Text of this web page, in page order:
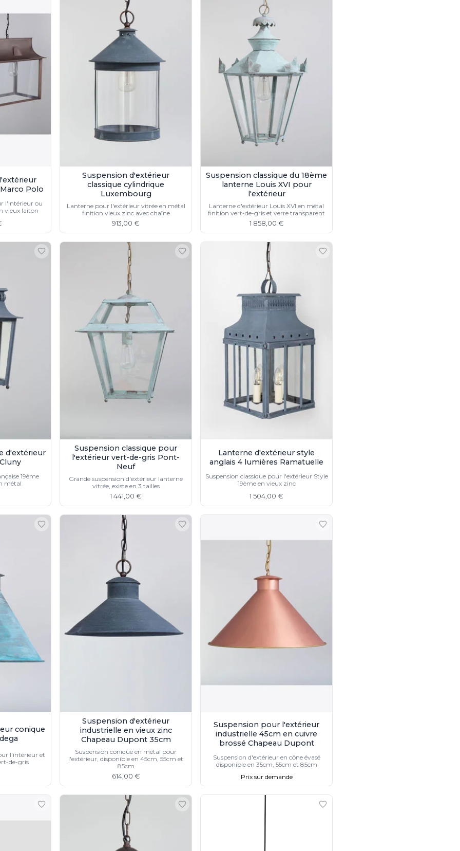
Polo
l'intérieur ou
vieux laiton
Suspension d'extérieur
classique cylindrique
Luxembourg
Lanterne pour l'extérieur vitrée en métal
finition vieux zinc avec chaîne
913,00 €
Suspension classique du 18ème
lanterne Louis XVI pour
l'extérieur
Lanterne d'extérieur Louis XVI en métal
finition vert-de-gris et verre transparent
1 858,00 €
d'extérieur
19ème
métal
Suspension classique pour
l'extérieur vert-de-gris Pont-
Neuf
Grande suspension d'extérieur lanterne
vitrée, existe en 3 tailles
1 441,00 €
Lanterne d'extérieur style
anglais 4 lumières Ramatuelle
Suspension classique pour l'extérieur Style
19ème en vieux zinc
1 504,00 €
conique
l'intérieur et
de-gris
Suspension d'extérieur
industrielle en vieux zinc
Chapeau Dupont 35cm
Suspension conique en métal pour
l'extérieur, disponible en 45cm, 55cm et
85cm
614,00 €
Suspension pour l'extérieur
industrielle 45cm en cuivre
brossé Chapeau Dupont
Suspension d'extérieur en cône évasé
disponible en 35cm, 55cm et 85cm
Prix sur demande